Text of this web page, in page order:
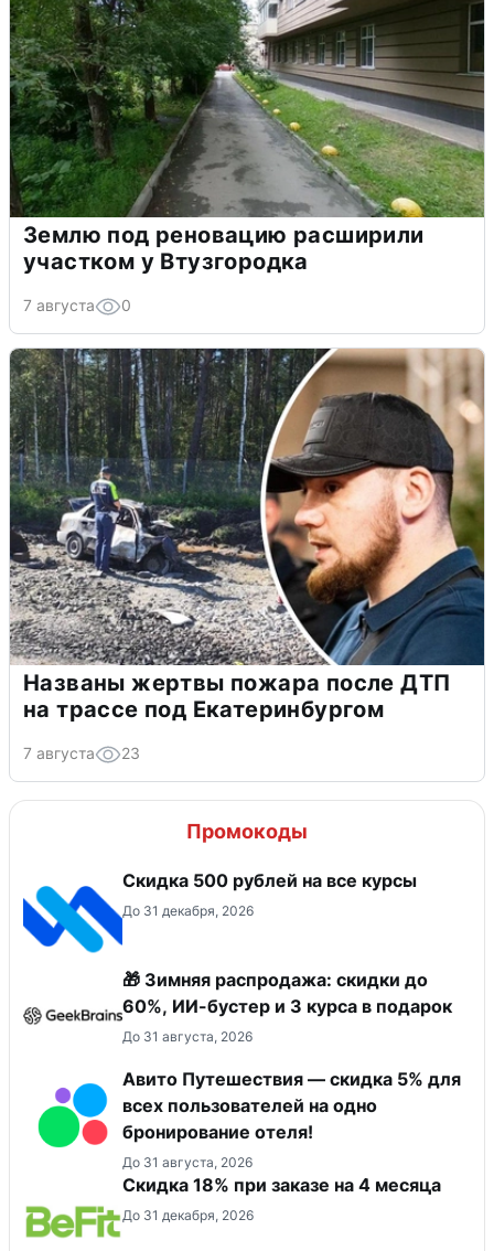
Землю под реновацию расширили
участком у Втузгородка
7 августа 0
Названы жертвы пожара после ДТП
на трассе под Екатеринбургом
7 августа 23
Промокоды
Скидка 500 рублей на все курсы
До 31 декабря, 2026
🎁 Зимняя распродажа: скидки до
60%, ИИ-бустер и 3 курса в подарок
До 31 августа, 2026
Авито Путешествия — скидка 5% для
всех пользователей на одно
бронирование отеля!
До 31 августа, 2026
Скидка 18% при заказе на 4 месяца
До 31 декабря, 2026